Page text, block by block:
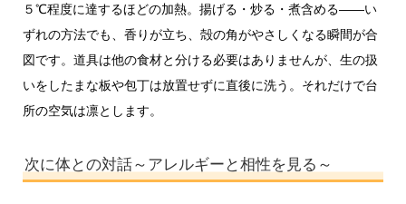
５℃程度に達するほどの加熱。揚げる・炒る・煮含める――い
ずれの方法でも、香りが立ち、殻の角がやさしくなる瞬間が合
図です。道具は他の食材と分ける必要はありませんが、生の扱
いをしたまな板や包丁は放置せずに直後に洗う。それだけで台
所の空気は凛とします。
次に体との対話～アレルギーと相性を見る～